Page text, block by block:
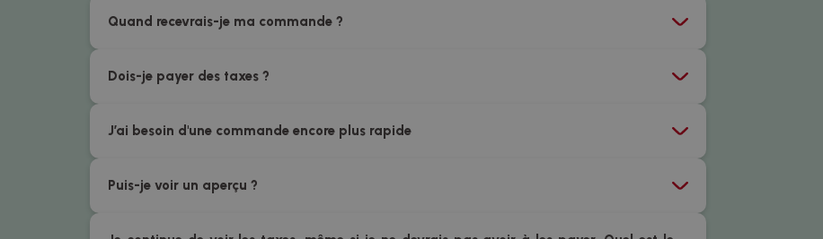
Quand recevrais-je ma commande ?
Dois-je payer des taxes ?
J’ai besoin d'une commande encore plus rapide
Puis-je voir un aperçu ?